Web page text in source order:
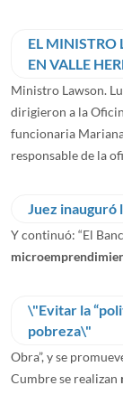
EL MINISTRO
EN VALLE
Ministro Lawson.
dirigieron a la
funcionaria
responsable de la
Juez inauguró
Y continuó: “El
\"Evitar la
pobreza\"
Obra”, y se
Cumbre se realizan